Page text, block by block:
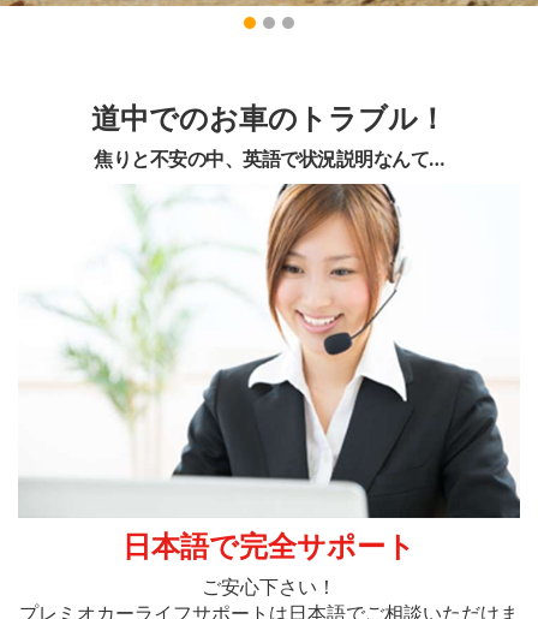
道中でのお車のトラブル！
焦りと不安の中、英語で状況説明なんて…
日本語で完全サポート
ご安心下さい！
プレミオカーライフサポートは日本語でご相談いただけま